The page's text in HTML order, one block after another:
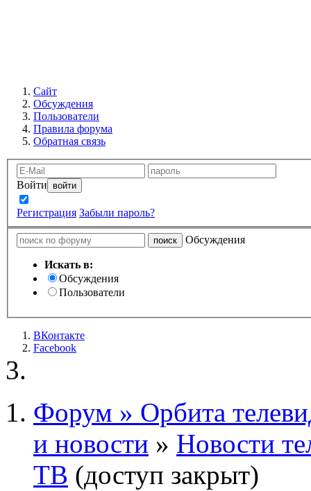
Сайт
Обсуждения
Пользователи
Правила форума
Обратная связь
Войти
Регистрация Забыли пароль?
Обсуждения
Искать в:
Обсуждения
Пользователи
ВКонтакте
Facebook
Форум » Орбита
и новости » Новости
ТВ (доступ закрыт)